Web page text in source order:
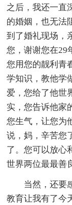
之后，我还一直
的婚姻，也无法
到了婚礼现场，
您，谢谢您在29
您用您的靓利青
学知识，教他学
爱，您给了他世
实，您告诉他家
您生气，让您为
说，妈，辛苦您
了。您可以放心
世界两位最最善
当然，还要
教育让我有了今